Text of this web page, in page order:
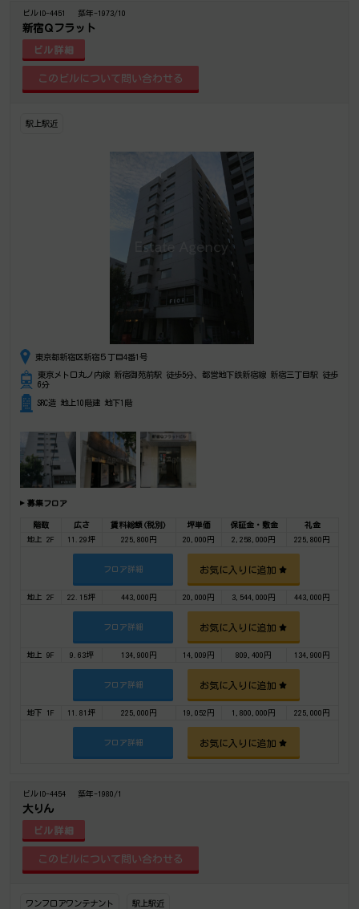
ビルID-4451 築年-1973/10
新宿Ｑフラット
ビル詳細
駅上駅近
東京都新宿区新宿５丁目4番1号
東京メトロ丸ノ内線 新宿御苑前駅 徒歩5分、都営地下鉄新宿線 新宿三丁目駅 徒歩
6分
SRC造 地上10階建 地下1階
募集フロア
階数 広さ 賃料総額(税別) 坪単価 保証金・敷金
礼金
地上 2F
11.29坪 225,800円 20,000円 2,258,000円 225,800円
フロア詳細 お気に入りに追加
地上 2F 22.15坪 443,000円 20,000円 3,544,000円 443,000円
フロア詳細 お気に入りに追加
地上 9F 9.63坪 134,900円 14,009円 809,400円 134,900円
フロア詳細 お気に入りに追加
地下 1F 11.81坪 225,000円 19,052円 1,800,000円 225,000円
フロア詳細 お気に入りに追加
ビルID-4454 築年-1980/1
大りん
ビル詳細
ワンフロアワンテナント 駅上駅近